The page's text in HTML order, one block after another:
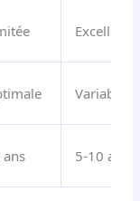
Excellente
Variable
ans 5-10 ans